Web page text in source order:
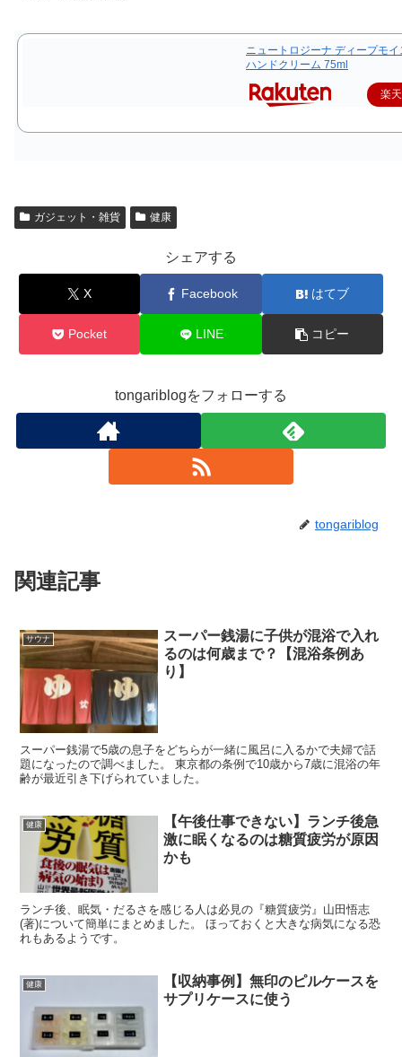
ニュートロジーナ ディープモ
ハンドクリーム 75ml
楽
ガジェット・雑貨 健康
シェアする
X Facebook はてブ
Pocket LINE コピー
tongariblogをフォローする
tongariblog
関連記事
サウナ
スーパー銭湯に子供が混浴で入れ
るのは何歳まで？【混浴条例あ
り】
スーパー銭湯で5歳の息子をどちらが一緒に風呂に入るかで夫婦で話
題になったので調べました。 東京都の条例で10歳から7歳に混浴の年
齢が最近引き下げられていました。
健康
【午後仕事できない】ランチ後急
激に眠くなるのは糖質疲労が原因
かも
ランチ後、眠気・だるさを感じる人は必見の『糖質疲労』山田悟志
(著)について簡単にまとめました。 ほっておくと大きな病気になる恐
れもあるようです。
健康
【収納事例】無印のピルケースを
サプリケースに使う